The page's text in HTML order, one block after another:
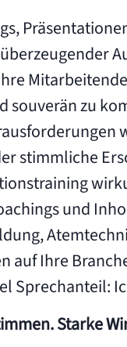
souverän zu
stimmliche
und
auf Ihre
Sprechanteil:
Starke